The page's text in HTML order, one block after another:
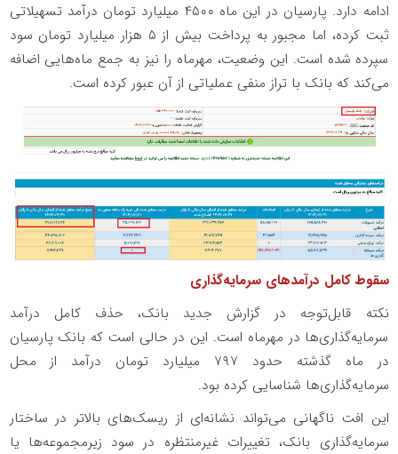
ادامه دارد. پارسیان در این ماه ۴۵۰۰ میلیارد تومان درآمد تسهیلاتی
ثبت کرده، اما مجبور به پرداخت بیش از ۵ هزار میلیارد تومان سود
سپرده شده است. این وضعیت، مهرماه را نیز به جمع ماه‌هایی اضافه
می‌کند که بانک با تراز منفی عملیاتی از آن عبور کرده است.
سقوط کامل درآمدهای سرمایه‌گذاری
نکته قابل‌توجه در گزارش جدید بانک، حذف کامل درآمد
سرمایه‌گذاری‌ها در مهرماه است. این در حالی است که بانک پارسیان
در ماه گذشته حدود ۷۹۷ میلیارد تومان درآمد از محل
سرمایه‌گذاری‌ها شناسایی کرده بود.
این افت ناگهانی می‌تواند نشانه‌ای از ریسک‌های بالاتر در ساختار
سرمایه‌گذاری بانک، تغییرات غیرمنتظره در سود زیرمجموعه‌ها یا